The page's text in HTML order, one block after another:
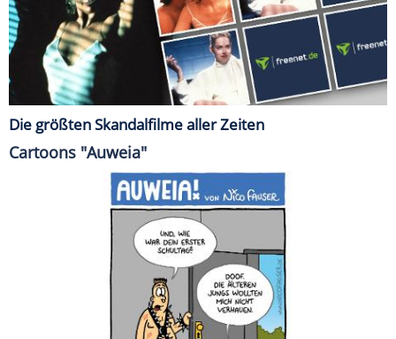
Die größten Skandalfilme aller Zeiten
Cartoons "Auweia"